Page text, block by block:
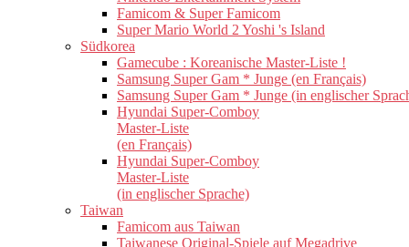
Famicom & Super Famicom
Super Mario World 2 Yoshi 's Island
Südkorea
Gamecube : Koreanische Master-Liste !
Samsung Super Gam * Junge (en Français)
Samsung Super Gam * Junge (in englischer
Hyundai Super-Comboy
Master-Liste
(en Français)
Hyundai Super-Comboy
Master-Liste
(in englischer Sprache)
Taiwan
Famicom aus Taiwan
Taiwanese Original-Spiele auf Megadrive